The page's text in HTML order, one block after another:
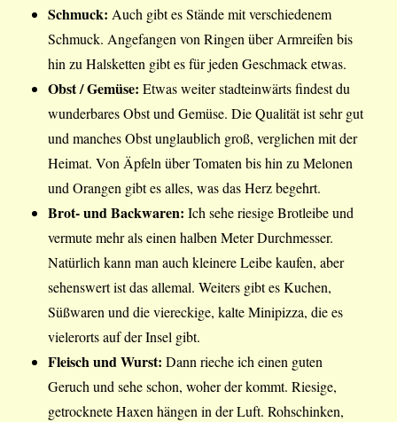
Schmuck: Auch gibt es Stände mit verschiedenem
Schmuck. Angefangen von Ringen über Armreifen bis
hin zu Halsketten gibt es für jeden Geschmack etwas.
Obst / Gemüse: Etwas weiter stadteinwärts findest du
wunderbares Obst und Gemüse. Die Qualität ist sehr gut
und manches Obst unglaublich groß, verglichen mit der
Heimat. Von Äpfeln über Tomaten bis hin zu Melonen
und Orangen gibt es alles, was das Herz begehrt.
Brot- und Backwaren: Ich sehe riesige Brotleibe und
vermute mehr als einen halben Meter Durchmesser.
Natürlich kann man auch kleinere Leibe kaufen, aber
sehenswert ist das allemal. Weiters gibt es Kuchen,
Süßwaren und die viereckige, kalte Minipizza, die es
vielerorts auf der Insel gibt.
Fleisch und Wurst: Dann rieche ich einen guten
Geruch und sehe schon, woher der kommt. Riesige,
getrocknete Haxen hängen in der Luft. Rohschinken,